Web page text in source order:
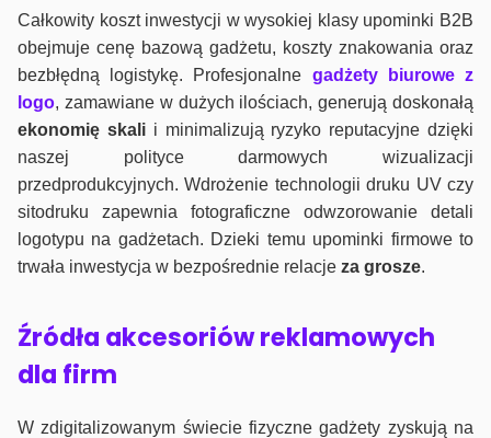
Całkowity koszt inwestycji w wysokiej klasy upominki B2B
obejmuje cenę bazową gadżetu, koszty znakowania oraz
bezbłędną logistykę. Profesjonalne gadżety biurowe z
logo, zamawiane w dużych ilościach, generują doskonałą
ekonomię skalii minimalizują ryzyko reputacyjne dzięki
naszej polityce darmowych wizualizacji
przedprodukcyjnych. Wdrożenie technologii druku UV czy
sitodruku zapewnia fotograficzne odwzorowanie detali
logotypu na gadżetach. Dzieki temu upominki firmowe to
trwała inwestycja w bezpośrednie relacje za grosze.
Źródła akcesoriów reklamowych
dla firm
W zdigitalizowanym świecie fizyczne gadżety zyskują na